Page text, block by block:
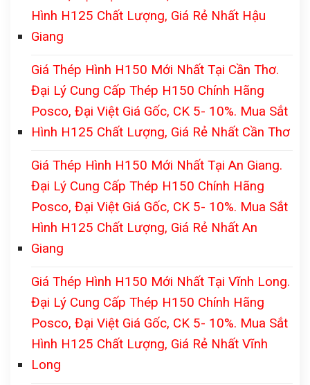
Hình H125 Chất Lượng, Giá Rẻ Nhất Hậu
Giang
Giá Thép Hình H150 Mới Nhất Tại Cần Thơ.
Đại Lý Cung Cấp Thép H150 Chính Hãng
Posco, Đại Việt Giá Gốc, CK 5- 10%. Mua Sắt
Hình H125 Chất Lượng, Giá Rẻ Nhất Cần Thơ
Giá Thép Hình H150 Mới Nhất Tại An Giang.
Đại Lý Cung Cấp Thép H150 Chính Hãng
Posco, Đại Việt Giá Gốc, CK 5- 10%. Mua Sắt
Hình H125 Chất Lượng, Giá Rẻ Nhất An
Giang
Giá Thép Hình H150 Mới Nhất Tại Vĩnh Long.
Đại Lý Cung Cấp Thép H150 Chính Hãng
Posco, Đại Việt Giá Gốc, CK 5- 10%. Mua Sắt
Hình H125 Chất Lượng, Giá Rẻ Nhất Vĩnh
Long